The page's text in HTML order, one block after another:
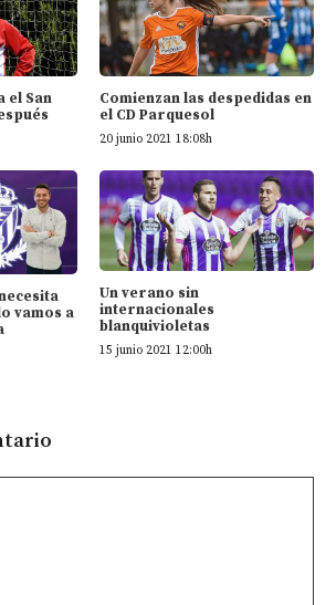
el San
Comienzan las despedidas en
el CD Parquesol
20 junio 2021 18:08h
vamos a
Un verano sin
internacionales
blanquivioletas
15 junio 2021 12:00h